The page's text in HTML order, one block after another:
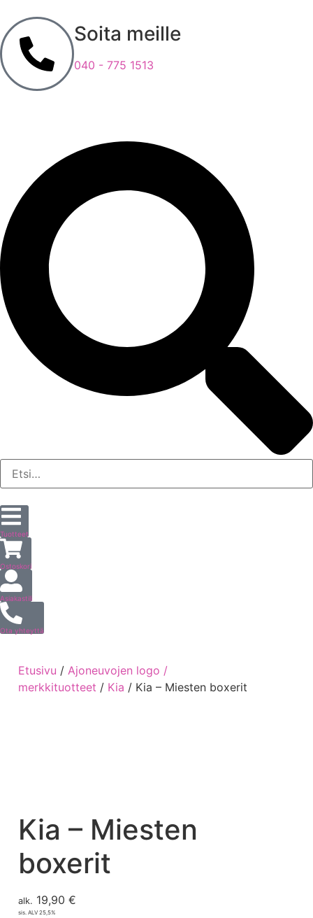
Soita meille
040 - 775 1513
Tuotteet
Ostoskori
Asiakastili
Ota yhteyttä
Etusivu / Ajoneuvojen logo /
merkkituotteet / Kia / Kia – Miesten boxerit
Kia – Miesten
boxerit
alk. 19,90 €
sis. ALV 25,5%